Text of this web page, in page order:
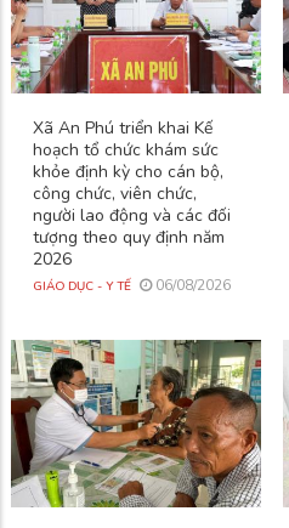
Xã An Phú triển khai Kế
hoạch tổ chức khám sức
khỏe định kỳ cho cán bộ,
công chức, viên chức,
người lao động và các đối
tượng theo quy định năm
2026
GIÁO DỤC - Y TẾ 06/08/2026